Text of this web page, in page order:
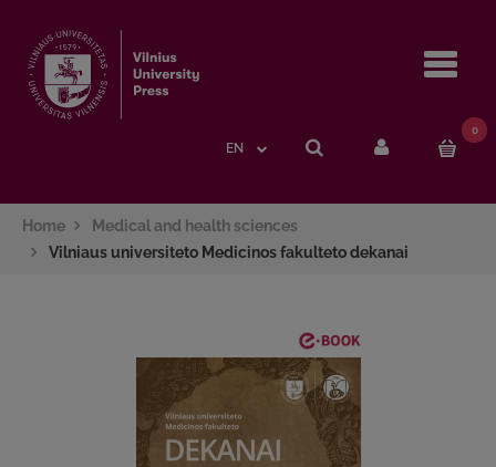
EN
0
Home
Medical and health sciences
Vilniaus universiteto Medicinos fakulteto dekanai